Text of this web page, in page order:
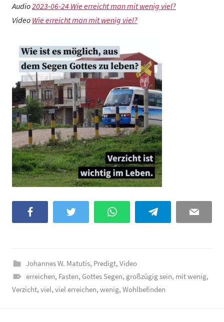
Audio2023-06-24 Wie erreicht man mit wenig viel?
Video Wie erreicht man mit wenig viel?
Twitter WhatsApp Telegram Email
Johannes W. Matutis, Predigt, Video
erreichen, Fasten, Gottes Segen, großzügig sein, mit wenig,
Verzicht, viel, viel erreichen, wenig, Wohlbefinden